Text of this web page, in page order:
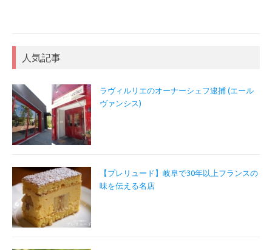
人気記事
ラヴィルリエのオーナーシェフ逮捕 (エール
ヴァンシス)
【プレリュード】岐阜で30年以上フランスの
味を伝える名店